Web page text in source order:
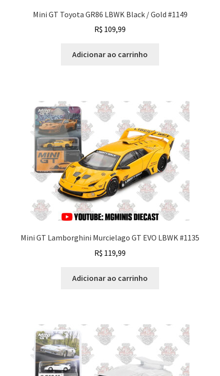
Mini GT Toyota GR86 LBWK Black / Gold #1149
R$ 109,99
Adicionar ao carrinho
Mini GT Lamborghini Murcielago GT EVO LBWK #1135
R$ 119,99
Adicionar ao carrinho